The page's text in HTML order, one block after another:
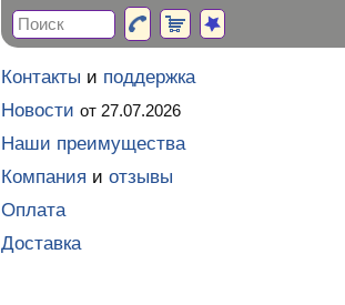
Контакты и поддержка
Новости от 27.07.2026
Наши преимущества
Компания и отзывы
Оплата
Доставка